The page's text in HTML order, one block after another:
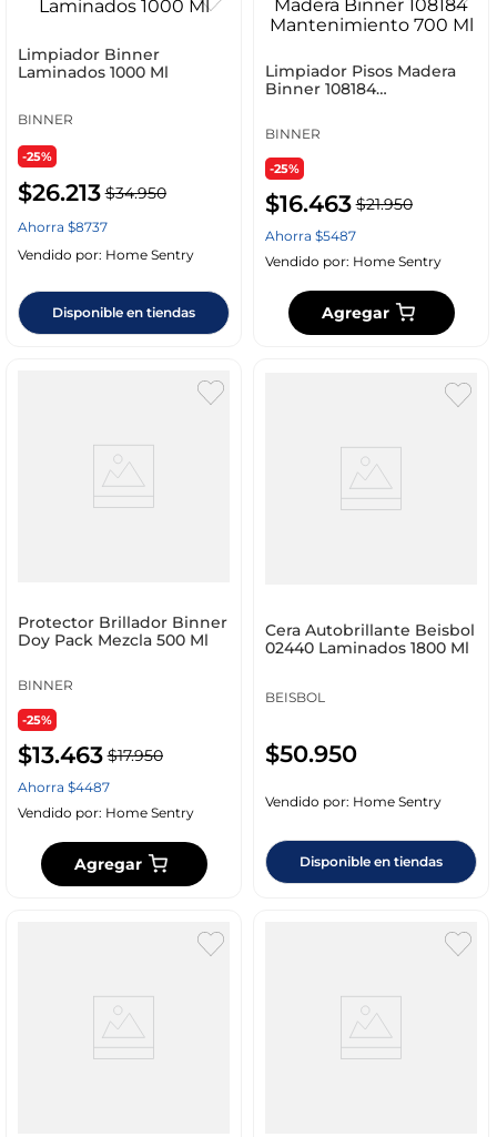
Limpiador Binner
Laminados 1000 Ml
BINNER
-25%
$26.213 $34.950
Ahorra $8737
Vendido por: Home Sentry
Disponible en tiendas
Limpiador Pisos Madera
Binner 108184
BINNER
-25%
$16.463 $21.950
Ahorra $5487
Vendido por: Home Sentry
Agregar
Protector Brillador Binner
Doy Pack Mezcla 500 Ml
BINNER
-25%
$13.463 $17.950
Ahorra $4487
Vendido por: Home Sentry
Agregar
Cera Autobrillante Beisbol
02440 Laminados 1800 Ml
BEISBOL
$50.950
Vendido por: Home Sentry
Disponible en tiendas